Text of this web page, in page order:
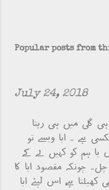
Popular posts from
July 24, 2018
گلی میں ہی رہتا
ہے ۔ ابا ویسے تو
یا ہم کو کہیں لے کے
چونکہ مقصود ابا کا
ہے، اس لیئے ابا